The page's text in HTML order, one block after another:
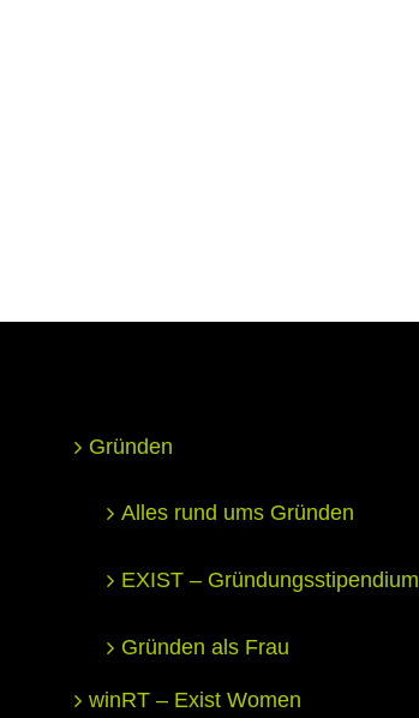
Gründen
Alles rund ums Gründen
EXIST – Gründungsstipendium
Gründen als Frau
winRT – Exist Women